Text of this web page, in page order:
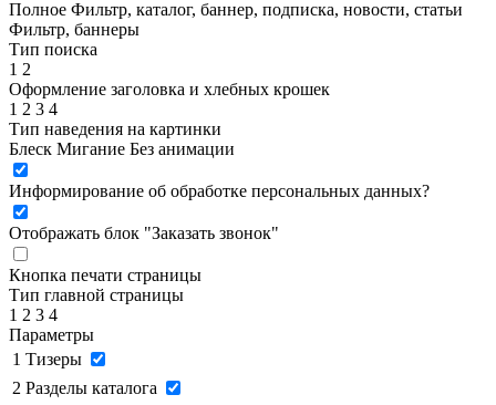
Полное Фильтр, каталог, баннер, подписка, новости, статьи
Фильтр, баннеры
Тип поиска
1 2
Оформление заголовка и хлебных крошек
1 2 3 4
Тип наведения на картинки
Блеск Мигание Без анимации
Информирование об обработке персональных данных?
Отображать блок "Заказать звонок"
Кнопка печати страницы
Тип главной страницы
1 2 3 4
Параметры
1 Тизеры
2 Разделы каталога